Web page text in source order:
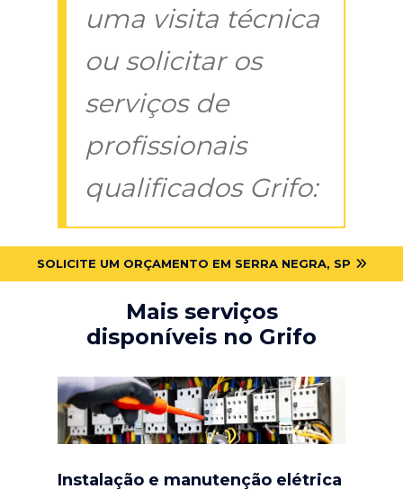
uma visita técnica
ou solicitar os
serviços de
profissionais
qualificados Grifo:
SOLICITE UM ORÇAMENTO EM SERRA NEGRA, SP
Mais serviços
disponíveis no Grifo
Instalação e manutenção elétrica